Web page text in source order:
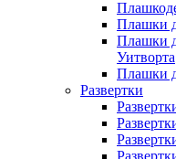
Плашки
Плашки
Уитворта
Плашки
Развертки